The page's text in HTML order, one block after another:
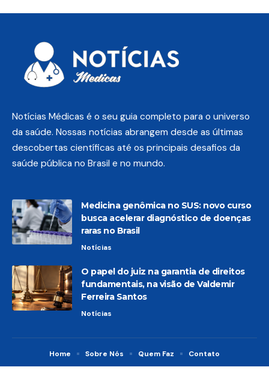
Notícias Médicas é o seu guia completo para o universo
da saúde. Nossas notícias abrangem desde as últimas
descobertas científicas até os principais desafios da
saúde pública no Brasil e no mundo.
Medicina genômica no SUS: novo curso
busca acelerar diagnóstico de doenças
raras no Brasil
Notícias
O papel do juiz na garantia de direitos
fundamentais, na visão de Valdemir
Ferreira Santos
Notícias
Home Sobre Nós Quem Faz Contato